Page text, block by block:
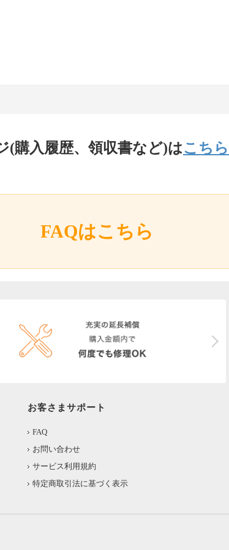
(購入履歴、領収書など)はこちら
FAQはこちら
お客さまサポート
FAQ
お問い合わせ
サービス利用規約
特定商取引法に基づく表示